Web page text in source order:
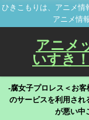
ひきこもりは、アニメ情
アニメ情
アニメ
いすき
-腐女子プロレス＜お
のサービスを利用され
が悪い中